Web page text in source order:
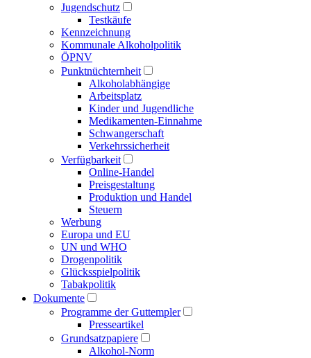
Jugendschutz
Testkäufe
Kennzeichnung
Kommunale Alkoholpolitik
ÖPNV
Punktnüchternheit
Alkoholabhängige
Arbeitsplatz
Kinder und Jugendliche
Medikamenten-Einnahme
Schwangerschaft
Verkehrssicherheit
Verfügbarkeit
Online-Handel
Preisgestaltung
Produktion und Handel
Steuern
Werbung
Europa und EU
UN und WHO
Drogenpolitik
Glücksspielpolitik
Tabakpolitik
Dokumente
Programme der Guttempler
Presse­artikel
Grundsatzpapiere
Alkohol-Norm